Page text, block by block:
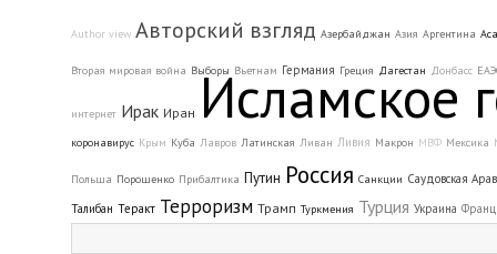
Author view Авторский взгляд Азербайджан Азия Аргентина
Вторая мировая война Выборы Вьетнам Германия Греция Дагестан Донбасс
интернет Ирак Иран Исламское
коронавирус Крым Куба Лавров Латинская Ливан Ливия Макрон МВФ Мексика
Польша Порошенко Прибалтика Путин Россия Санкции Саудовская
Талибан Теракт Терроризм Трамп Туркмения Турция Украина